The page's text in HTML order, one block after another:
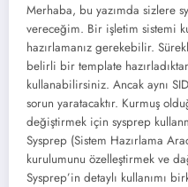
Merhaba, bu yazımda sizlere
vereceğim. Bir işletim sistemi
hazırlamanız gerekebilir.
belirli bir template
kullanabilirsiniz. Ancak aynı
sorun yaratacaktır. Kurmuş
değiştirmek için sysprep
Sysprep (Sistem Hazırlama
kurulumunu özelleştirmek ve
Sysprep’in detaylı kullanımı